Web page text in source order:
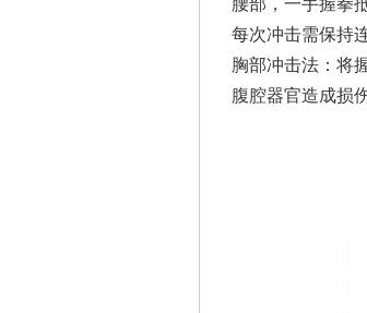
腰部，一手握拳
每次冲击需保持
胸部冲击法：将
腹腔器官造成损伤